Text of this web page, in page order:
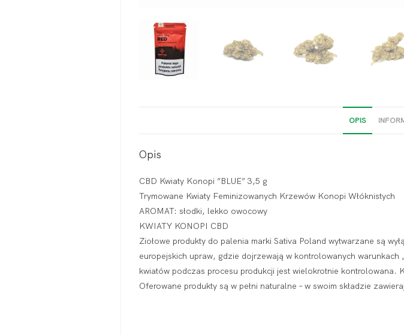
OPIS
Opis
CBD Kwiaty Konopi ”BLUE” 3,5 g
Trymowane Kwiaty Feminizowanych Krzewów Konopi Włóknistych
AROMAT: słodki, lekko owocowy
KWIATY KONOPI CBD
Ziołowe produkty do palenia marki Sativa Poland wytwarzane są
europejskich upraw, gdzie dojrzewają w kontrolowanych
kwiatów podczas procesu produkcji jest wielokrotnie kontrolowana.
Oferowane produkty są w pełni naturalne – w swoim składzie